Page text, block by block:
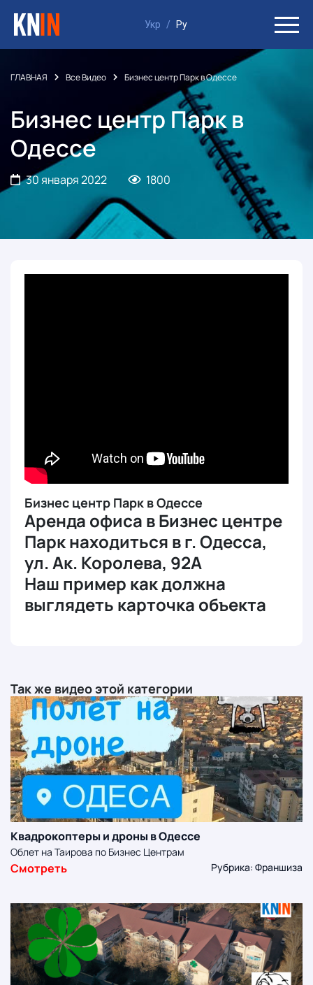
Укр / Ру
ГЛАВНАЯ Все Видео Бизнес центр Парк в Одессе
Бизнес центр Парк в
Одессе
30 января 2022 1800
Бизнес центр Парк в Одессе
Аренда офиса в Бизнес центре
Парк находиться в г. Одесса,
ул. Ак. Королева, 92А
Наш пример как должна
выглядеть карточка объекта
Так же видео этой категории
Квадрокоптеры и дроны в Одессе
Облет на Таирова по Бизнес Центрам
Смотреть Рубрика: Франшиза